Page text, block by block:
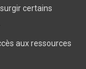
certains
aux ressources